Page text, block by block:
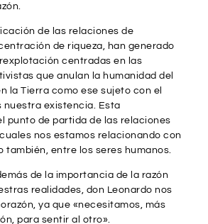
de las relaciones de
de riqueza, han generado
centradas en las
que anulan la humanidad del
la Tierra como ese sujeto con el
nuestra existencia. Esta
punto de partida de las relaciones
nos estamos relacionando con
también, entre los seres humanos.
de la importancia de la razón
realidades, don Leonardo nos
ya que «necesitamos, más
para sentir al otro».